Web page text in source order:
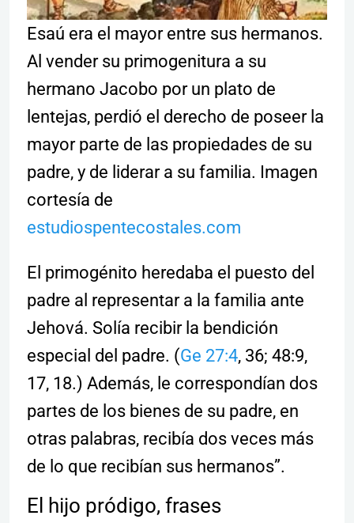
Esaú era el mayor entre sus hermanos.
Al vender su primogenitura a su
hermano Jacobo por un plato de
lentejas, perdió el derecho de poseer la
mayor parte de las propiedades de su
padre, y de liderar a su familia. Imagen
cortesía de
estudiospentecostales.com
El primogénito heredaba el puesto del
padre al representar a la familia ante
Jehová. Solí­a recibir la bendición
especial del padre. (Ge 27:4, 36; 48:9,
17, 18.) Además, le correspondí­an dos
partes de los bienes de su padre, en
otras palabras, recibí­a dos veces más
de lo que recibí­an sus hermanos”.
El hijo pródigo, frases